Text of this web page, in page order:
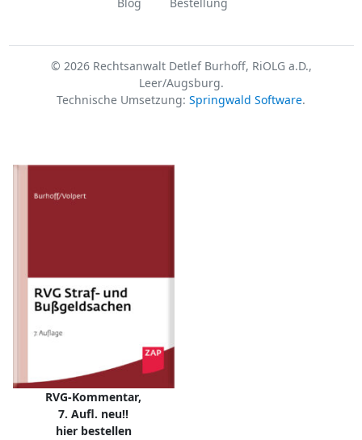
© 2026 Rechtsanwalt Detlef Burhoff, RiOLG a.D.,
Leer/Augsburg.
Technische Umsetzung: Springwald Software.
RVG-Kommentar,
7. Aufl. neu!!
hier bestellen